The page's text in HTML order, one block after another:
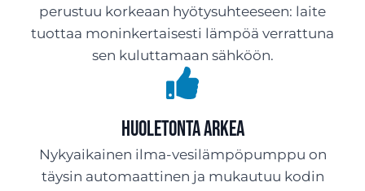
perustuu korkeaan hyötysuhteeseen: laite
tuottaa moninkertaisesti lämpöä verrattuna
sen kuluttamaan sähköön.
Huoletonta arkea
Nykyaikainen ilma-vesilämpöpumppu on
täysin automaattinen ja mukautuu kodin